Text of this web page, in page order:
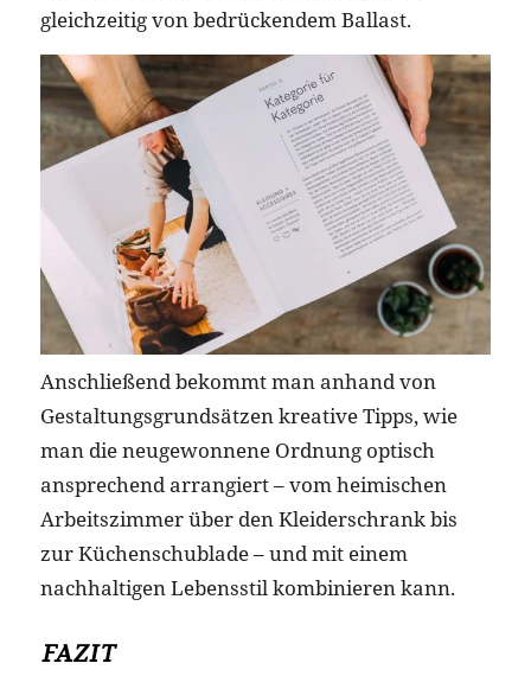
gleichzeitig von bedrückendem Ballast.
Anschließend bekommt man anhand von
Gestaltungsgrundsätzen kreative Tipps, wie
man die neugewonnene Ordnung optisch
ansprechend arrangiert – vom heimischen
Arbeitszimmer über den Kleiderschrank bis
zur Küchenschublade – und mit einem
nachhaltigen Lebensstil kombinieren kann.
FAZIT